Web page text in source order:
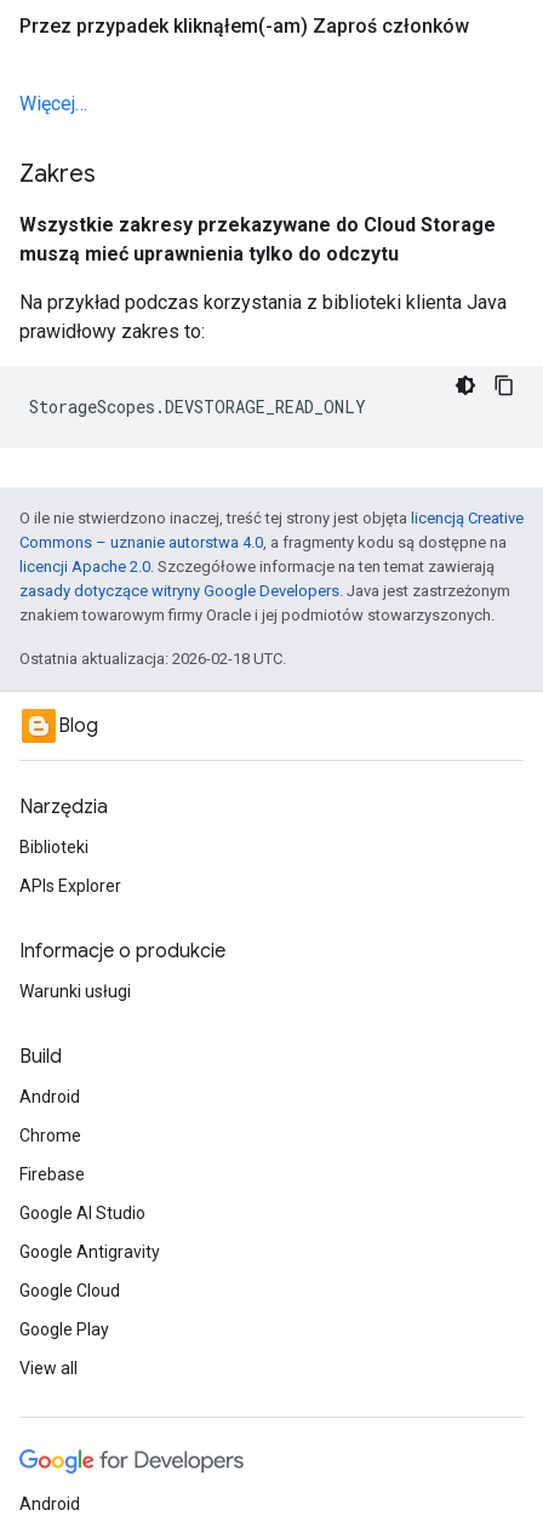
Przez przypadek kliknąłem(-am) Zaproś członków
Więcej…
Zakres
Wszystkie zakresy przekazywane do Cloud Storage
muszą mieć uprawnienia tylko do odczytu
Na przykład podczas korzystania z biblioteki klienta Java
prawidłowy zakres to:
StorageScopes.DEVSTORAGE_READ_ONLY
O ile nie stwierdzono inaczej, treść tej strony jest objęta licencją Creative
Commons – uznanie autorstwa 4.0, a fragmenty kodu są dostępne na
licencji Apache 2.0. Szczegółowe informacje na ten temat zawierają
zasady dotyczące witryny Google Developers. Java jest zastrzeżonym
znakiem towarowym firmy Oracle i jej podmiotów stowarzyszonych.
Ostatnia aktualizacja: 2026-02-18 UTC.
Blog
Narzędzia
Biblioteki
APIs Explorer
Informacje o produkcie
Warunki usługi
Build
Android
Chrome
Firebase
Google AI Studio
Google Antigravity
Google Cloud
Google Play
View all
Android